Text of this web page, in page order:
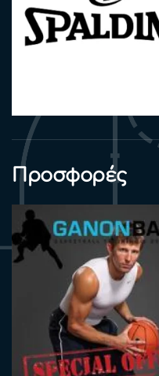
Προσφορές